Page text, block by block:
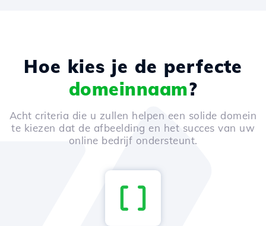
Hoe kies je de perfecte
domeinnaam?
Acht criteria die u zullen helpen een solide domein
te kiezen dat de afbeelding en het succes van uw
online bedrijf ondersteunt.